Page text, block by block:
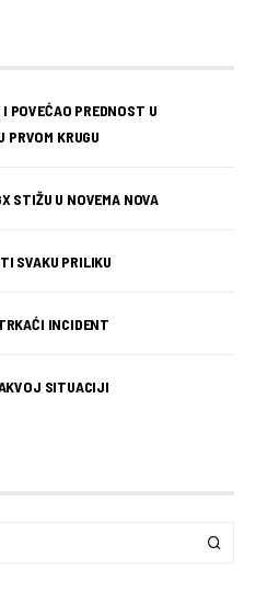
POVEĆAO PREDNOST U
PRVOM KRUGU
STIŽU U NOVEMA NOVA
SVAKU PRILIKU
INCIDENT
SITUACIJI